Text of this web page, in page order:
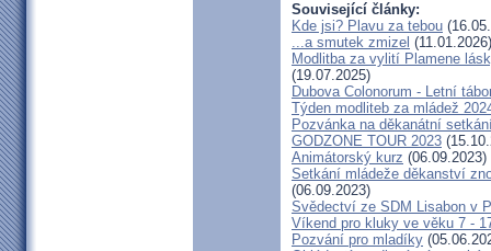
Související články:
Kde jsi? Plavu za tebou
...a smutek zmizel (11.01.2026)
Modlitba za vylití Plamene
(19.07.2025)
Dubova Colonorum - Letní
Týden modliteb za mládež
Pozvánka na děkanátní
GODZONE TOUR 2023
Animátorský kurz (06.09.2023)
Setkání mládeže děkanství
(06.09.2023)
Svědectví ze SDM Lisabon v
Víkend pro kluky ve věku 7 -
Pozvání pro mladíky